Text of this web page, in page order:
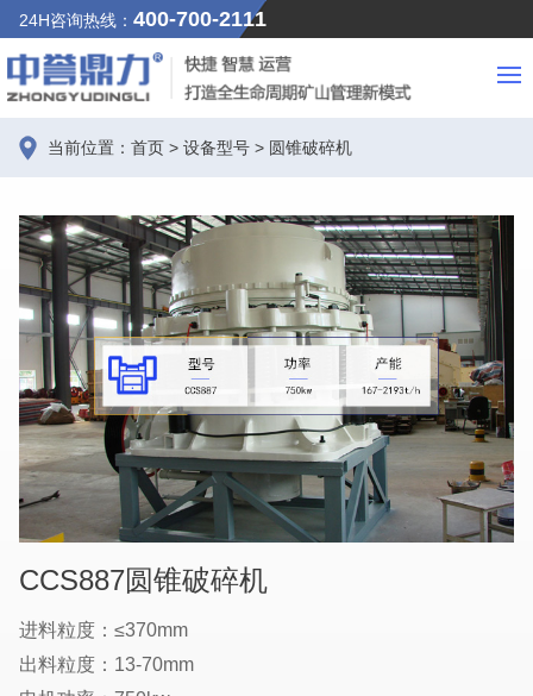
24H咨询热线： 400-700-2111
当前位置： 首页 > 设备型号 > 圆锥破碎机
CCS887圆锥破碎机
进料粒度：≤370mm
出料粒度：13-70mm